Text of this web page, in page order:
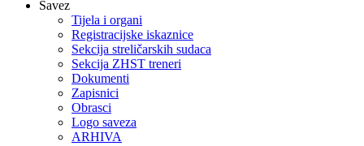
Savez
Tijela i organi
Registracijske iskaznice
Sekcija streličarskih sudaca
Sekcija ZHST treneri
Dokumenti
Zapisnici
Obrasci
Logo saveza
ARHIVA